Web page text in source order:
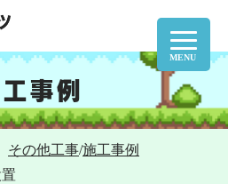
MENU
事例
その他工事/施工事例